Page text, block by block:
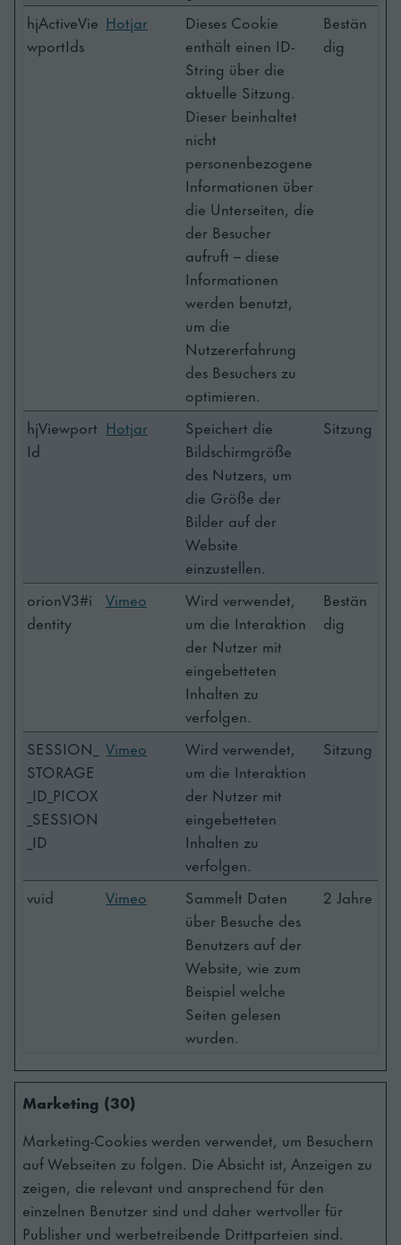
hjActiveVie
wportIds
Hotjar
Dieses Cookie
enthält einen ID-
String über die
aktuelle Sitzung.
Dieser beinhaltet
nicht
personenbezogene
Informationen über
die Unterseiten, die
der Besucher
aufruft – diese
Informationen
werden benutzt,
um die
Nutzererfahrung
des Besuchers zu
optimieren.
Bestän
dig
hjViewport
Id
Hotjar
Speichert die
Bildschirmgröße
des Nutzers, um
die Größe der
Bilder auf der
Website
einzustellen.
Sitzung
orionV3#i
dentity
Vimeo
Wird verwendet,
um die Interaktion
der Nutzer mit
eingebetteten
Inhalten zu
verfolgen.
Bestän
dig
SESSION_
STORAGE
_ID_PICOX
_SESSION
_ID
Vimeo
Wird verwendet,
um die Interaktion
der Nutzer mit
eingebetteten
Inhalten zu
verfolgen.
Sitzung
vuid Vimeo
Sammelt Daten
über Besuche des
Benutzers auf der
Website, wie zum
Beispiel welche
Seiten gelesen
wurden.
2 Jahre
Marketing (30)
Marketing-Cookies werden verwendet, um Besuchern
auf Webseiten zu folgen. Die Absicht ist, Anzeigen zu
zeigen, die relevant und ansprechend für den
einzelnen Benutzer sind und daher wertvoller für
Publisher und werbetreibende Drittparteien sind.